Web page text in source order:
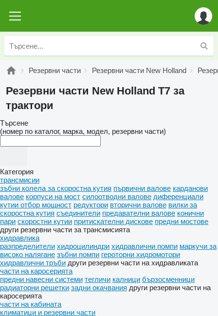
Резервни части Резервни части New Holland
Резервни части New Holland T7 за
трактори
Търсене
(номер по каталог, марка, модел, резервни части)
Категория
трансмисии
зъбни колела за скоростна кутия първични валове карданови
валове корпуси на мост силоотводни валове диференциали
кутии отбор мощност редуктори вторични валове вилки за
скоростна кутия съединители предавателни валове конични
пари скоростни кутии притискателни дискове предни мостове
други резервни части за трансмисията
хидравлика
разпределители хидроцилиндри хидравлични помпи маркучи за
високо налягане зъбни помпи героторни хидромотори
хидравлични тръби други резервни части на хидравликата
части на каросерията
предни навесни системи тегличи калници бързосменници
радиаторни решетки задни окачвания други резервни части на
каросерията
части на кабината
климатици и резервни части